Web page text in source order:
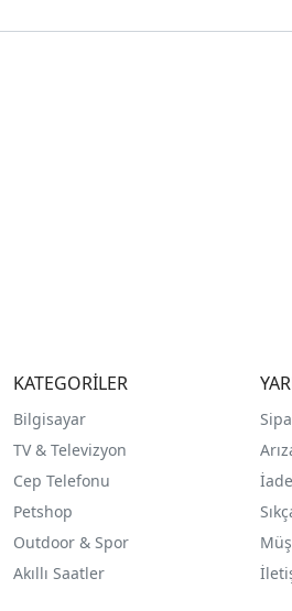
KATEGORİLER
Bilgisayar
TV & Televizyon
Cep Telefonu
Petshop
Outdoor & Spor
Akıllı Saatler